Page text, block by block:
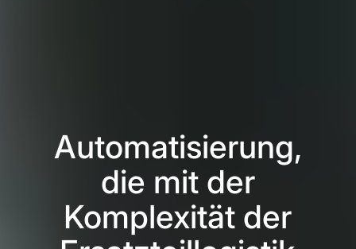
Automatisierung,
die mit der
Komplexität der